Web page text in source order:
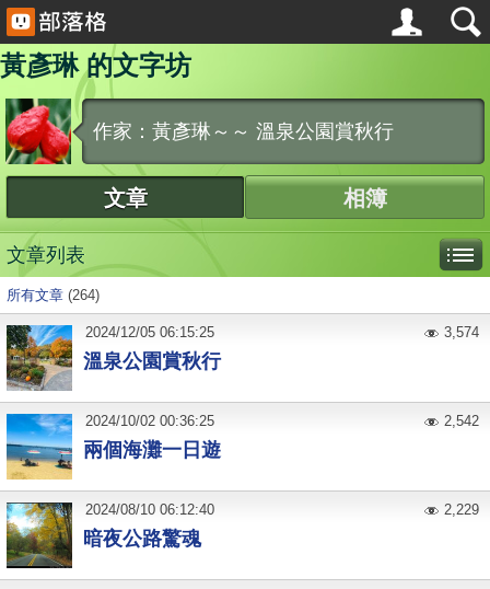
黃彥琳 的文字坊
作家：黃彥琳～～ 溫泉公園賞秋行
文章 相簿
文章列表
所有文章 (264)
溫泉公園賞秋行
2024/12/05 06:15:25 3,574
兩個海灘一日遊
2024/10/02 00:36:25 2,542
暗夜公路驚魂
2024/08/10 06:12:40 2,229